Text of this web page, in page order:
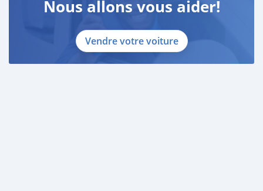
Nous allons vous aider!
Vendre votre voiture